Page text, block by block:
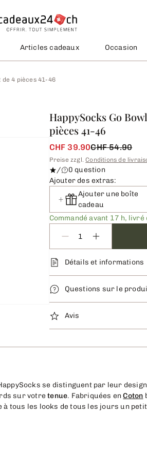
Articles cadeaux Occasion
de 4 pièces 41-46
HappySocks Go
pièces 41-46
CHF 39.90CHF 54.90
Preise zzgl. Conditions de
/
0 question
Ajouter des extras:
Ajouter une boîte
cadeau
Commandé avant 17 h,
Détails et informations
Questions sur le
Avis
se distinguent par leur
sur votretenue. Fabriquées enCoton
à tous les looks de tous les jours un